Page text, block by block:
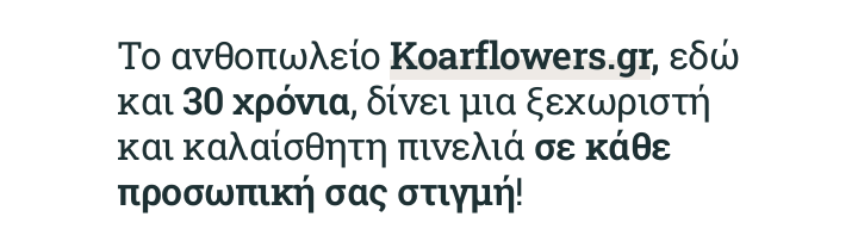
Το ανθοπωλείοKoarflowers.gr, εδώ
και30 χρόνια, δίνει μια ξεχωριστή
και καλαίσθητη πινελιά σε κάθε
προσωπική σας στιγμή!